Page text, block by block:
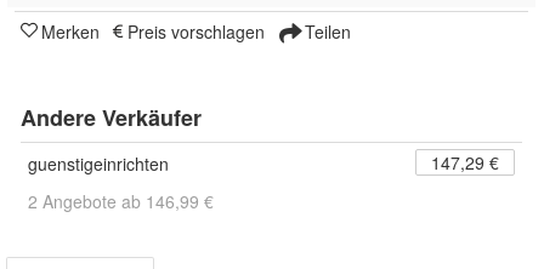
Merken Preis vorschlagen Teilen
Andere Verkäufer
guenstigeinrichten
147,29 €
2 Angebote ab 146,99 €